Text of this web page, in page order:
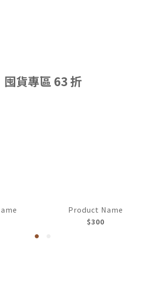
囤貨專區 63 折
Product Name
$300